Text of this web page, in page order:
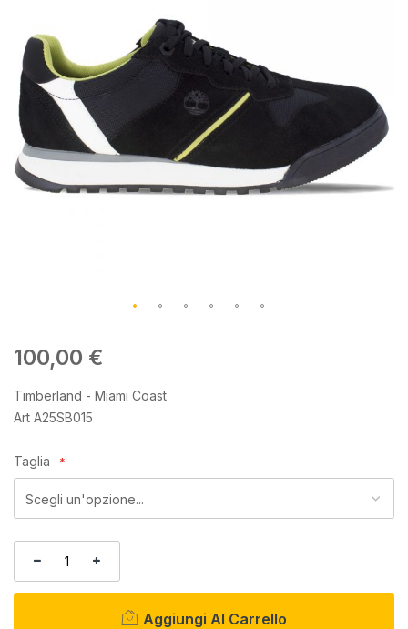
immagini
all'inizio
galleria
di
100,00 €
Timberland - Miami Coast
Art A25SB015
Taglia
Aggiungi Al Carrello